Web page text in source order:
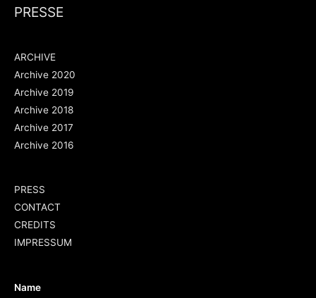
PRESSE
ARCHIVE
Archive 2020
Archive 2019
Archive 2018
Archive 2017
Archive 2016
PRESS
CONTACT
CREDITS
IMPRESSUM
Name